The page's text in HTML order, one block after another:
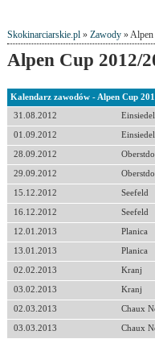
Skokinarciarskie.pl» Zawody» Alpen
Alpen Cup 2012/
Kalendarz zawodów - Alpen Cup
31.08.2012
01.09.2012
28.09.2012
29.09.2012
15.12.2012 Seefeld
16.12.2012 Seefeld
12.01.2013 Planica
13.01.2013 Planica
02.02.2013 Kranj
03.02.2013 Kranj
02.03.2013 Chaux
03.03.2013 Chaux